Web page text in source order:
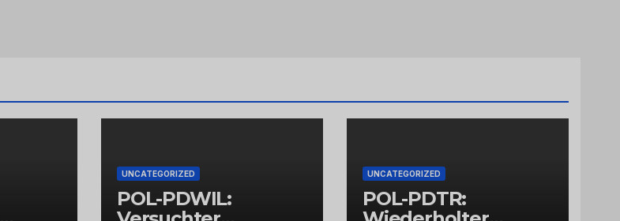
UNCATEGORIZED
POL-PDWIL:
UNCATEGORIZED
POL-PDTR: